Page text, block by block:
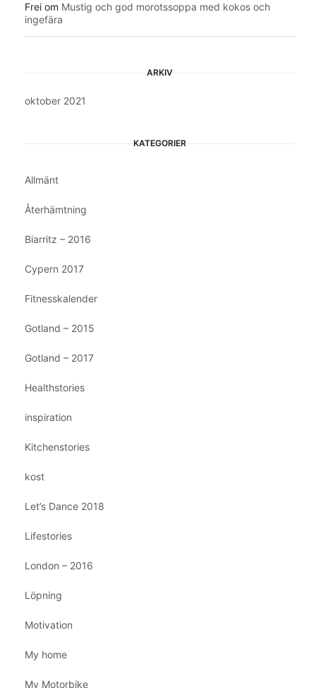
Frei om Mustig och god morotssoppa med kokos och
ingefära
ARKIV
oktober 2021
KATEGORIER
Allmänt
Återhämtning
Biarritz – 2016
Cypern 2017
Fitnesskalender
Gotland – 2015
Gotland – 2017
Healthstories
inspiration
Kitchenstories
kost
Let’s Dance 2018
Lifestories
London – 2016
Löpning
Motivation
My home
My Motorbike